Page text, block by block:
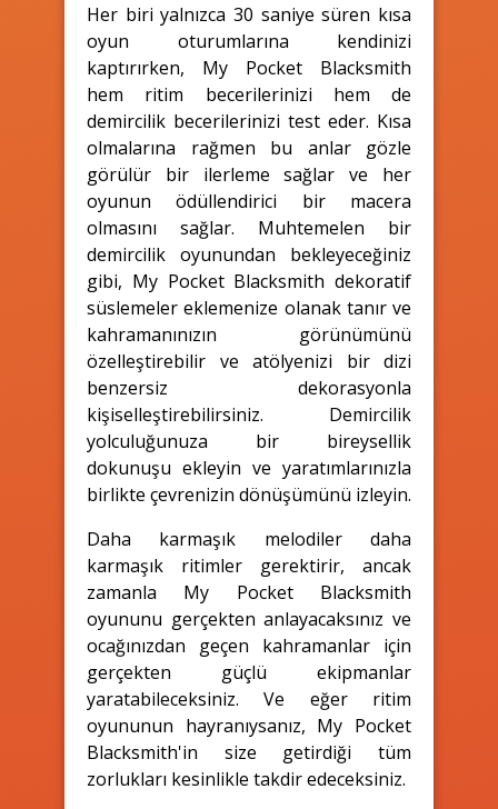
Her biri yalnızca 30 saniye süren kısa
oyun oturumlarına kendinizi
kaptırırken, My Pocket Blacksmith
hem ritim becerilerinizi hem de
demircilik becerilerinizi test eder. Kısa
olmalarına rağmen bu anlar gözle
görülür bir ilerleme sağlar ve her
oyunun ödüllendirici bir macera
olmasını sağlar. Muhtemelen bir
demircilik oyunundan bekleyeceğiniz
gibi, My Pocket Blacksmith dekoratif
süslemeler eklemenize olanak tanır ve
kahramanınızın görünümünü
özelleştirebilir ve atölyenizi bir dizi
benzersiz dekorasyonla
kişiselleştirebilirsiniz. Demircilik
yolculuğunuza bir bireysellik
dokunuşu ekleyin ve yaratımlarınızla
birlikte çevrenizin dönüşümünü izleyin.
Daha karmaşık melodiler daha
karmaşık ritimler gerektirir, ancak
zamanla My Pocket Blacksmith
oyununu gerçekten anlayacaksınız ve
ocağınızdan geçen kahramanlar için
gerçekten güçlü ekipmanlar
yaratabileceksiniz. Ve eğer ritim
oyununun hayranıysanız, My Pocket
Blacksmith'in size getirdiği tüm
zorlukları kesinlikle takdir edeceksiniz.